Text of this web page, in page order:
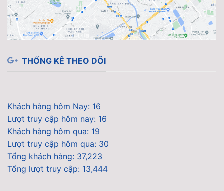
THỐNG KÊ THEO DÕI
Khách hàng hôm Nay: 16
Lượt truy cập hôm nay: 16
Khách hàng hôm qua: 19
Lượt truy cập hôm qua: 30
Tổng khách hàng: 37,223
Tổng lượt truy cập: 13,444